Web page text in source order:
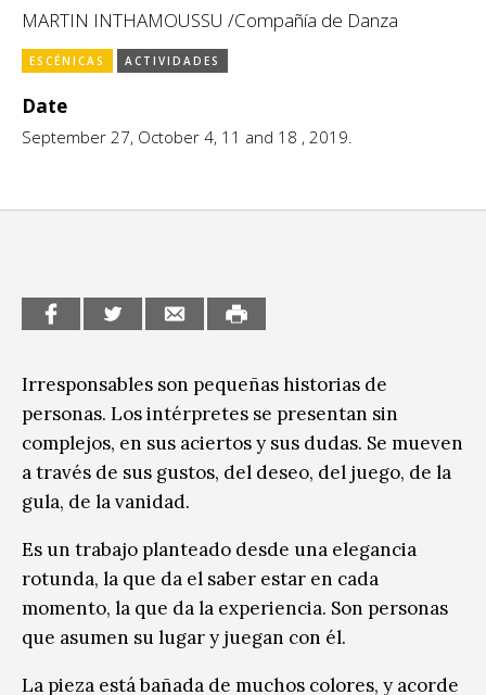
CCE en el interior/libros
Espacio itinerante de lectura infantil
Exposiciones
Formación
Género y Diversidad
Música
Sin categoría
MARTIN INTHAMOUSSU /Compañía de Danza
ESCÉNICAS ACTIVIDADES
Date
September 27, October 4, 11 and 18 , 2019.
Irresponsables son pequeñas historias de
personas. Los intérpretes se presentan sin
complejos, en sus aciertos y sus dudas. Se mueven
a través de sus gustos, del deseo, del juego, de la
gula, de la vanidad.
Es un trabajo planteado desde una elegancia
rotunda, la que da el saber estar en cada
momento, la que da la experiencia. Son personas
que asumen su lugar y juegan con él.
La pieza está bañada de muchos colores, y acorde